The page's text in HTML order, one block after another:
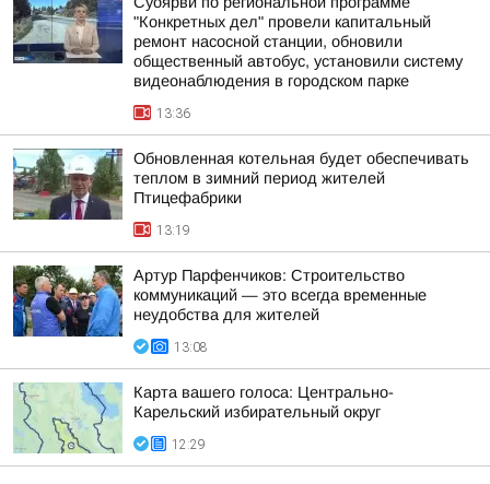
"Конкретных дел" провели капитальный
ремонт насосной станции, обновили
общественный автобус, установили систему
видеонаблюдения в городском парке
13:36
Обновленная котельная будет обеспечивать
теплом в зимний период жителей
Птицефабрики
13:19
Артур Парфенчиков: Строительство
коммуникаций — это всегда временные
неудобства для жителей
13:08
Карта вашего голоса: Центрально-
Карельский избирательный округ
12:29